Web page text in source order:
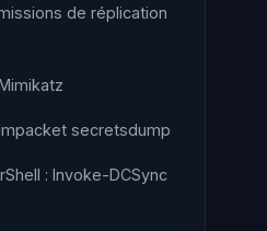
de réplication
secretsdump
: Invoke-DCSync